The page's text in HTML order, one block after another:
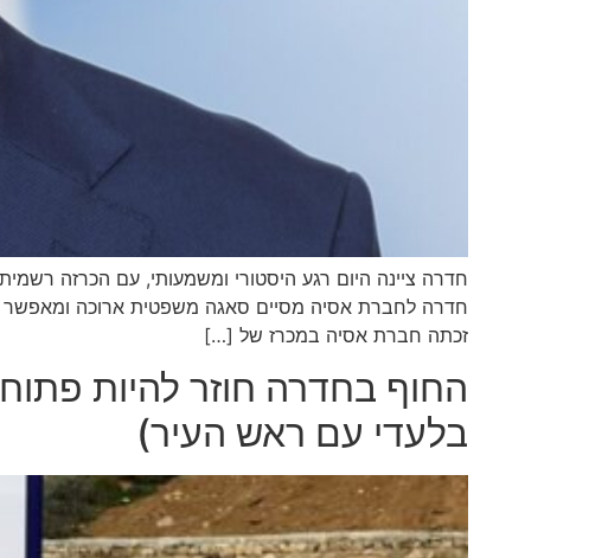
חדרה ציינה היום רגע היסטורי ומשמעותי, עם הכרזה
זכתה חברת אסיה במכרז של […]
החוף בחדרה חוזר להיות
בלעדי עם ראש העיר)